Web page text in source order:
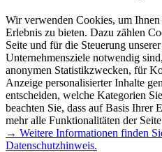
Wir verwenden Cookies, um
Erlebnis zu bieten. Dazu zählen
Seite und für die Steuerung
Unternehmensziele notwendig
anonymen Statistikzwecken, für
Anzeige personalisierter Inhalte
entscheiden, welche Kategorien
beachten Sie, dass auf Basis Ihrer
mehr alle Funktionalitäten der
→ Weitere Informationen finden
Datenschutzhinweis.